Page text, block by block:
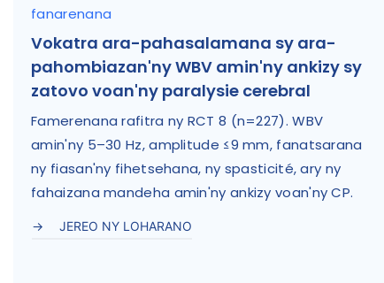
fanarenana
Vokatra ara-pahasalamana sy ara-
pahombiazan'ny WBV amin'ny ankizy sy
zatovo voan'ny paralysie cerebral
Famerenana rafitra ny RCT 8 (n=227). WBV
amin'ny 5–30 Hz, amplitude ≤9 mm, fanatsarana
ny fiasan'ny fihetsehana, ny spasticité, ary ny
fahaizana mandeha amin'ny ankizy voan'ny CP.
JEREO NY LOHARANO